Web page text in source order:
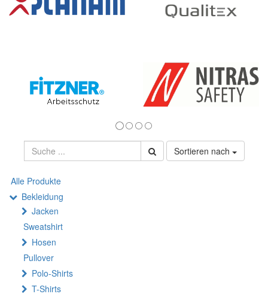
Sortieren nach
Alle Produkte
Bekleidung
Jacken
Sweatshirt
Hosen
Pullover
Polo-Shirts
T-Shirts